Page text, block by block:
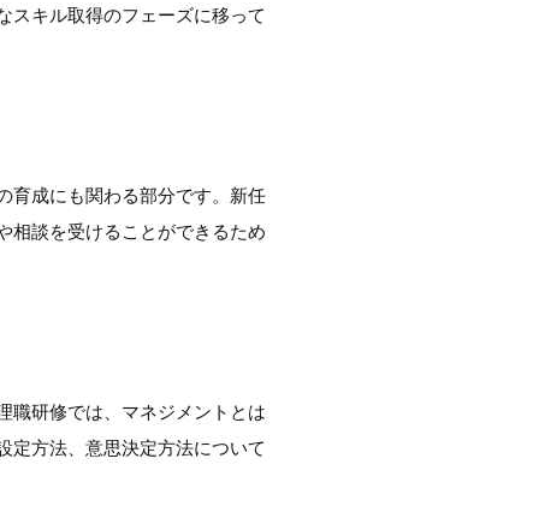
スキル取得のフェーズに移って
育成にも関わる部分です。新任
相談を受けることができるため
職研修では、マネジメントとは
定方法、意思決定方法について